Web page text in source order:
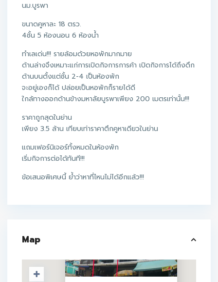
นม.บูรพา
ขนาดคูหาละ 18 ตรว.
4ชั้น 5 ห้องนอน 6 ห้องน้ำ
ทำเลเด่น!!! รายล้อมด้วยหอพักมากมาย
ด้านล่างจึงเหมาะแก่การเปิดกิจการการค้า เปิดกิจการได้ถึงดึก
ด้านบนตั้งแต่ชั้น 2-4 เป็นห้องพัก
จะอยู่เองก็ได้ ปล่อยเป็นหอพักก็รายได้ดี
ใกล้ทางออกด้านข้างมหาลัยบูรพาเพียง 200 เมตรเท่านั้น!!!
ราคาถูกสุดในย่าน
เพียง 3.5 ล้าน เทียบเท่าราคาตึกคูหาเดียวในย่าน
แถมเฟอร์นิเจอร์ทั้งหมดในห้องพัก
เริ่มกิจการต่อได้ทันที!!!
ข้อเสนอพิเศษนี้ ย้ำว่าหาที่ไหนไม่ได้อีกแล้ว!!!
Map